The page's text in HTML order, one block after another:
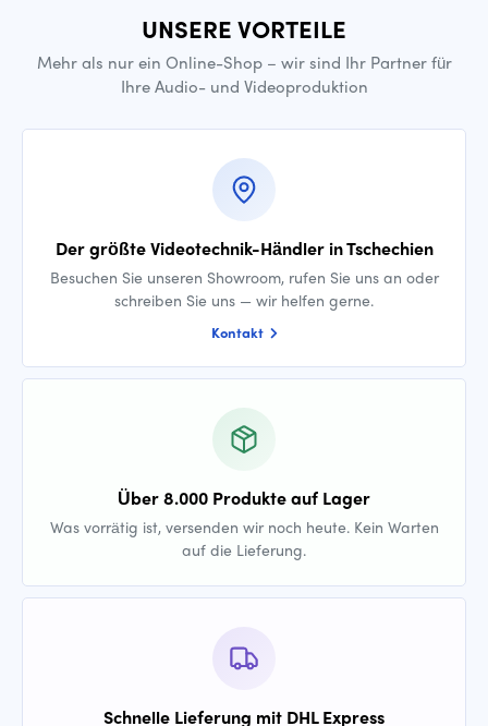
UNSERE VORTEILE
Mehr als nur ein Online-Shop – wir sind Ihr Partner für
Ihre Audio- und Videoproduktion
Der größte Videotechnik-Händler in Tschechien
Besuchen Sie unseren Showroom, rufen Sie uns an oder
schreiben Sie uns — wir helfen gerne.
Kontakt
Über 8.000 Produkte auf Lager
Was vorrätig ist, versenden wir noch heute. Kein Warten
auf die Lieferung.
Schnelle Lieferung mit DHL Express